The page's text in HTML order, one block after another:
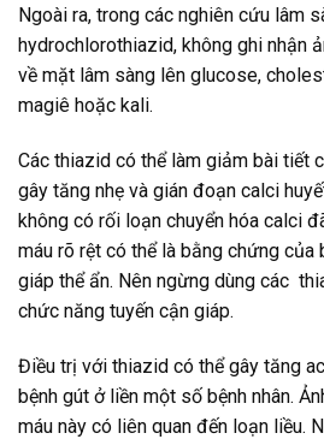
Ngoài ra, trong các nghiên cứu lâm
hydrochlorothiazid, không ghi nhận
về mặt lâm sàng lên glucose,
magiê hoặc kali.
Các thiazid có thể làm giảm bài tiết
gây tăng nhẹ và gián đoạn calci
không có rối loạn chuyển hóa calci
máu rõ rệt có thể là bằng chứng của
giáp thể ẩn. Nên ngừng dùng các
chức năng tuyến cận giáp.
Điều trị với thiazid có thể gây tăng
bệnh gút ở liền một số bệnh nhân.
máu này có liên quan đến loạn liều.